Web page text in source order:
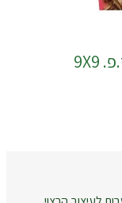
הדפסת על שלישיית בלוקים מ.ד.פ. 9X9